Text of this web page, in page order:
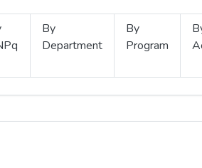
By
Department
By
Program